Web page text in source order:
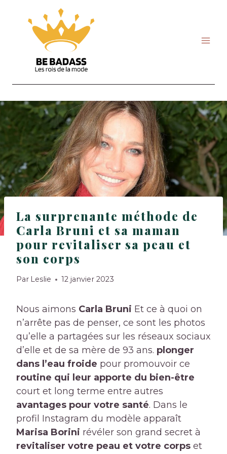
content
La surprenante méthode de
Carla Bruni et sa maman
pour revitaliser sa peau et
son corps
Par Leslie 12 janvier 2023
Nous aimons Carla Bruni Et ce à quoi on
n’arrête pas de penser, ce sont les photos
qu’elle a partagées sur les réseaux sociaux
d’elle et de sa mère de 93 ans. plonger
dans l’eau froide pour promouvoir ce
routine qui leur apporte du bien-être
court et long terme entre autres
avantages pour votre santé. Dans le
profil Instagram du modèle apparaît
Marisa Borini révéler son grand secret à
revitaliser votre peau et votre corps et